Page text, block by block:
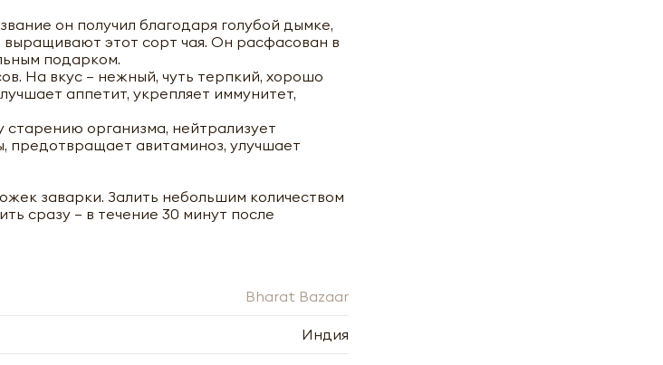
он получил благодаря голубой дымке,
этот сорт чая. Он расфасован в
подарком.
На вкус – нежный, чуть терпкий, хорошо
аппетит, укрепляет иммунитет,
организма, нейтрализует
предотвращает авитаминоз, улучшает
заварки. Залить небольшим количеством
сразу – в течение 30 минут после
Bharat Bazaar
Индия